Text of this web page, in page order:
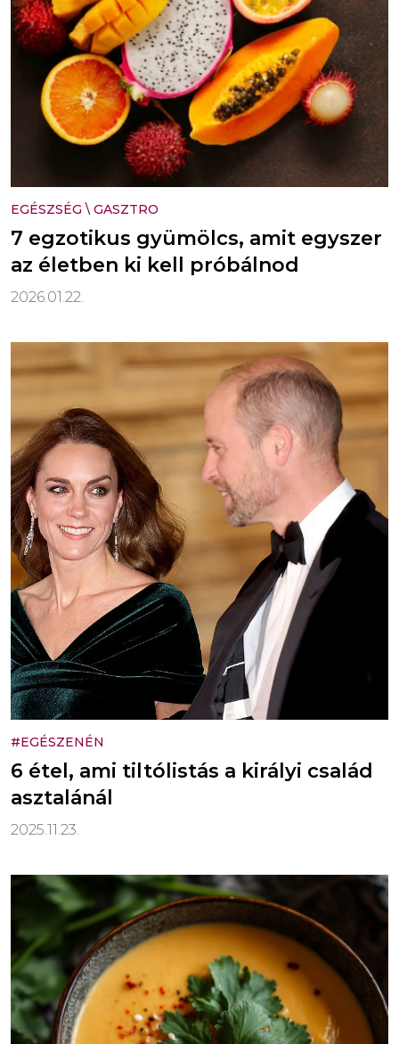
EGÉSZSÉG \ GASZTRO
7 egzotikus gyümölcs, amit egyszer
az életben ki kell próbálnod
2026.01.22.
#EGÉSZENÉN
6 étel, ami tiltólistás a királyi család
asztalánál
2025.11.23.